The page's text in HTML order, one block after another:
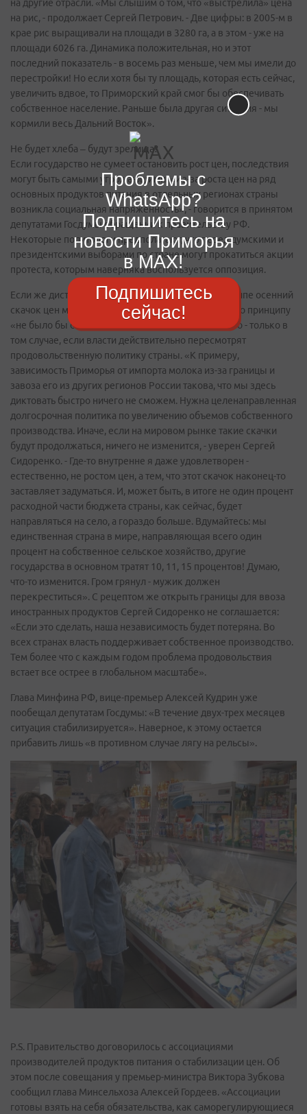
на другие отрасли. «Мы слышим о том, что «выстрелила» цена
на рис, - продолжает Сергей Петрович. - Две цифры: в 2005-м в
крае рис выращивали на площади в 3280 га, а в этом - уже на
площади 6026 га. Динамика положительная, но и этот
последний показатель - в восемь раз меньше, чем мы имели до
перестройки! Но если хотя бы ту площадь, которая есть сейчас,
увеличить вдвое, то Приморский край смог бы обеспечивать
собственное население. Раньше была другая ситуация - мы
кормили весь Дальний Восток».
Не будет хлеба – будут зрелища?
Если государство не сумеет остановить рост цен, последствия
могут быть самыми угрожающими. «Из-за роста цен на ряд
основных продуктов питания в отдельных регионах страны
возникла социальная напряженность», - говорится в принятом
депутатами Госдумы обращении к правительству РФ.
Некоторые политологи предполагают, что перед думскими и
президентскими выборами по стране могут прокатиться акции
протеста, которым наверняка воспользуется оппозиция.
Если же дистанцироваться от политики, то в принципе осенний
скачок цен может даже принести России пользу - по принципу
«не было бы счастья, да несчастье помогло». Но это - только в
том случае, если власти действительно пересмотрят
продовольственную политику страны. «К примеру,
зависимость Приморья от импорта молока из-за границы и
завоза его из других регионов России такова, что мы здесь
диктовать быстро ничего не сможем. Нужна целенаправленная
долгосрочная политика по увеличению объемов собственного
производства. Иначе, если на мировом рынке такие скачки
будут продолжаться, ничего не изменится, - уверен Сергей
Сидоренко. - Где-то внутренне я даже удовлетворен -
естественно, не ростом цен, а тем, что этот скачок наконец-то
заставляет задуматься. И, может быть, в итоге не один процент
расходной части бюджета страны, как сейчас, будет
направляться на село, а гораздо больше. Вдумайтесь: мы
единственная страна в мире, направляющая всего один
процент на собственное сельское хозяйство, другие
государства в основном тратят 10, 11, 15 процентов! Думаю,
что-то изменится. Гром грянул - мужик должен
перекреститься». С рецептом же открыть границы для ввоза
иностранных продуктов Сергей Сидоренко не соглашается:
«Если это сделать, наша независимость будет потеряна. Во
всех странах власть поддерживает собственное производство.
Тем более что с каждым годом проблема продовольствия
встает все острее в глобальном масштабе».
Глава Минфина РФ, вице-премьер Алексей Кудрин уже
пообещал депутатам Госдумы: «В течение двух-трех месяцев
ситуация стабилизируется». Наверное, к этому остается
прибавить лишь «в противном случае лягу на рельсы».
P.S. Правительство договорилось с ассоциациями
производителей продуктов питания о стабилизации цен. Об
этом после совещания у премьер-министра Виктора Зубкова
сообщил глава Минсельхоза Алексей Гордеев. «Ассоциации
готовы взять на себя обязательства, как саморегулирующиеся
Проблемы с
WhatsApp?
Подпишитесь на
новости Приморья
в MAX!
Подпишитесь
сейчас!